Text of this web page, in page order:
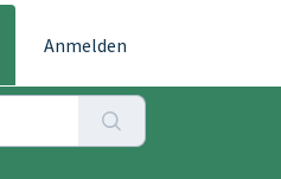
Anmelden